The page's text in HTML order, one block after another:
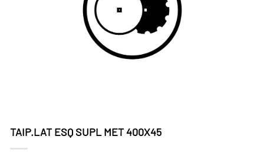
TAIP.LAT ESQ SUPL MET 400X45